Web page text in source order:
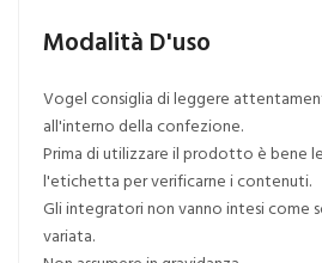
Modalità D'uso
Vogel consiglia di leggere
all'interno della confezione.
Prima di utilizzare il prodotto è bene
l'etichetta per verificarne i contenuti.
Gli integratori non vanno intesi come
variata.